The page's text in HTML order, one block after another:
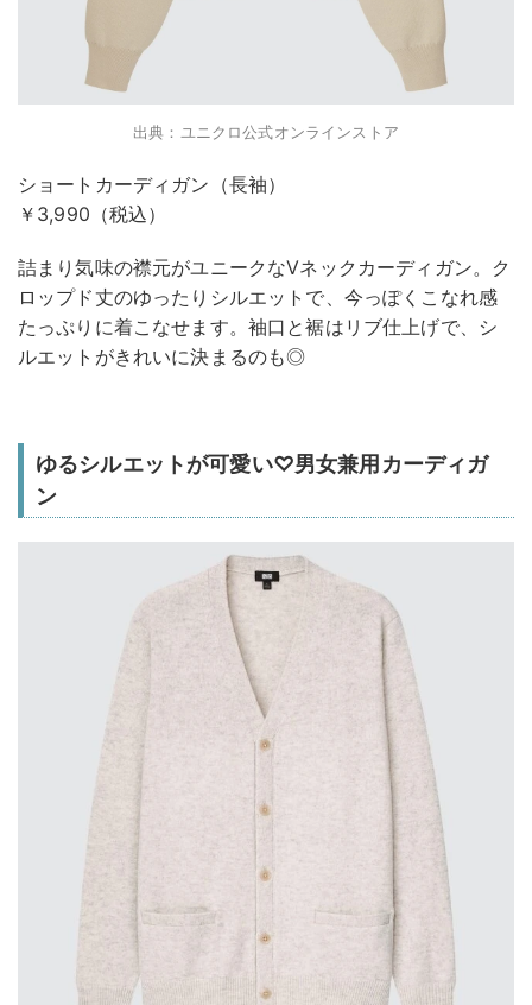
出典：ユニクロ公式オンラインストア
ショートカーディガン（長袖）
￥3,990（税込）
詰まり気味の襟元がユニークなVネックカーディガン。ク
ロップド丈のゆったりシルエットで、今っぽくこなれ感
たっぷりに着こなせます。袖口と裾はリブ仕上げで、シ
ルエットがきれいに決まるのも◎
ゆるシルエットが可愛い♡男女兼用カーディガ
ン